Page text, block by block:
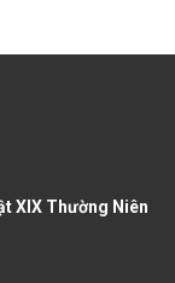
XIX Thường Niên